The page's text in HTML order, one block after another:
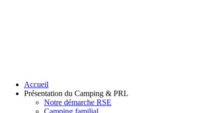
Accueil
Présentation du Camping & PRL
Notre démarche RSE
Camping familial